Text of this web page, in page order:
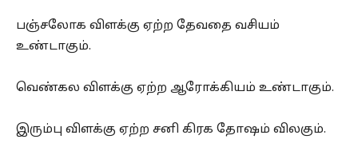
பஞ்சலோக விளக்கு ஏற்ற தேவதை வசியம்
உண்டாகும்.
வெண்கல விளக்கு ஏற்ற ஆரோக்கியம் உண்டாகும்.
இரும்பு விளக்கு ஏற்ற சனி கிரக தோஷம் விலகும்.